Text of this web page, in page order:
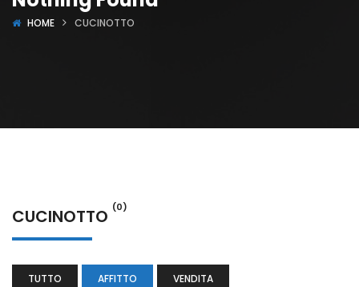
HOME CUCINOTTO
CUCINOTTO (0)
TUTTO AFFITTO
VENDITA